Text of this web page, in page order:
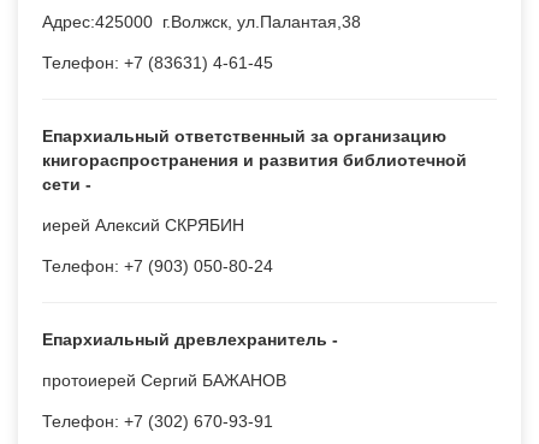
Адрес:425000 г.Волжск, ул.Палантая,38
Телефон: +7 (83631) 4-61-45
Епархиальный ответственный за организацию
книгораспространения и развития библиотечной
сети -
иерей Алексий СКРЯБИН
Телефон: +7 (903) 050-80-24
Епархиальный древлехранитель -
протоиерей Сергий БАЖАНОВ
Телефон: +7 (302) 670-93-91